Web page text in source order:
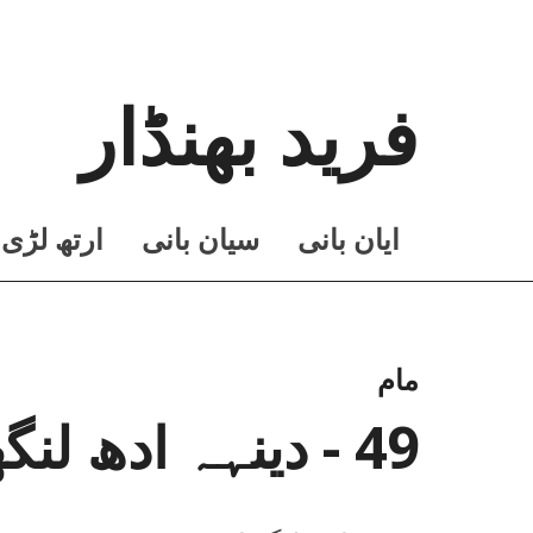
فرید بھنڈار
ايان بانی سيان بانی ارتھ لڑی
مام
49 - دینہہ ادھ لنگھیا